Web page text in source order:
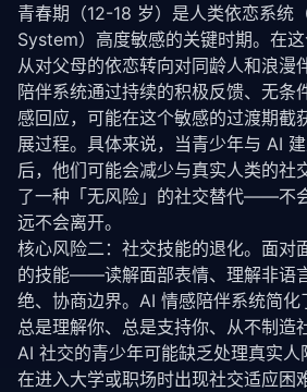
return response
def analyze_emotion(self,
"""情感分析：识别文本中
# 简化的情感分类
        emotion_keywords = {
"sadness": [ "难过"
"anxiety": [ "焦虑",
"anger": [ "生气" , "
        }
        detected = {
"primary":
        max_score =
for emotion, keywords
            score = sum(
1 for
返回: (是否通过验证, 拒绝
        """
# 第一层：用户自报年龄（初
self_reported_age =
if self_reported_age
return False, "用户
# 第二层：证件验证（核心验
document =
if document:
            doc_result =
if doc_result[ "age"
return False, "
if doc_result[
self
return True, "
# 第三层：第三方验证服务
青春期（12-18 岁）是人类依恋系统
System）高度敏感的关键时期。在
从对父母的依恋转向对同龄人和浪漫
陪伴系统通过持续的积极反馈、无条
感回应，可能在这个敏感的过渡期截
展过程。具体来说，当青少年与 AI
后，他们可能会减少与真实人类的社
了一种「无风险」的社交替代——不
远不会离开。
核心风险二：社交技能的退化。面对
的技能——读解面部表情、理解非语
绝、协商边界。AI 情感陪伴系统简化
总是理解你、总是支持你、从不制造
AI 社交的青少年可能缺乏处理真实
在进入大学或职场时出现社交适应困